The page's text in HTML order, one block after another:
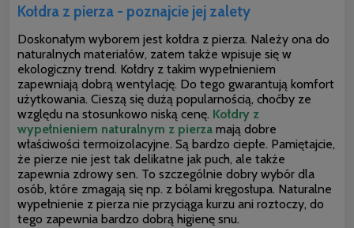
Kołdra z pierza - poznajcie jej zalety
Doskonałym wyborem jest kołdra z pierza. Należy ona do
naturalnych materiałów, zatem także wpisuje się w
ekologiczny trend. Kołdry z takim wypełnieniem
zapewniają dobrą wentylację. Do tego gwarantują komfort
użytkowania. Cieszą się dużą popularnością, choćby ze
względu na stosunkowo niską cenę. Kołdry z
wypełnieniem naturalnym z pierza mają dobre
właściwości termoizolacyjne. Są bardzo ciepłe. Pamiętajcie,
że pierze nie jest tak delikatne jak puch, ale także
zapewnia zdrowy sen. To szczególnie dobry wybór dla
osób, które zmagają się np. z bólami kręgosłupa. Naturalne
wypełnienie z pierza nie przyciąga kurzu ani roztoczy, do
tego zapewnia bardzo dobrą higienę snu.